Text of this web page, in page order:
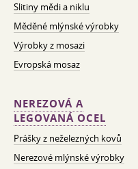
Slitiny mědi a niklu
Měděné mlýnské výrobky
Výrobky z mosazi
Evropská mosaz
NEREZOVÁ A
LEGOVANÁ OCEL
Prášky z neželezných kovů
Nerezové mlýnské výrobky